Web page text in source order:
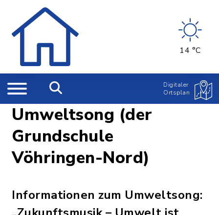
14 °C
Digitaler
Ortsplan
Umweltsong (der
Grundschule
Vöhringen-Nord)
Informationen zum Umweltsong: